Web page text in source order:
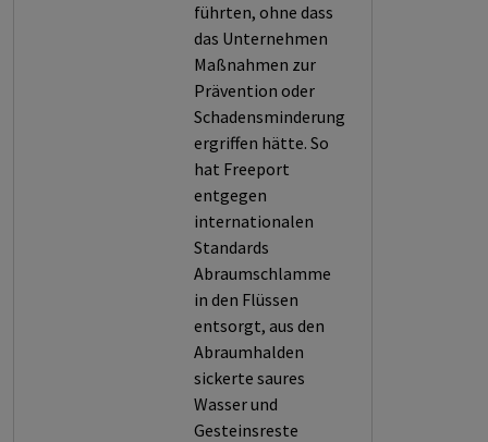
führten, ohne dass
das Unternehmen
Maßnahmen zur
Prävention oder
Schadensminderung
ergriffen hätte. So
hat Freeport
entgegen
internationalen
Standards
Abraumschlamme
in den Flüssen
entsorgt, aus den
Abraumhalden
sickerte saures
Wasser und
Gesteinsreste